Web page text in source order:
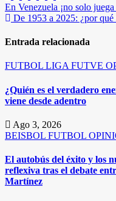
Navegación
de
entradas
En Venezuela ¡no solo
De 1953 a 2025: ¿por
Entrada relacionada
FUTBOL LIGA FUTVE
¿Quién es el verdadero
viene desde adentro
Ago 3, 2026
BEISBOL FUTBOL
El autobús del éxito y los
reflexiva tras el debate
Martínez